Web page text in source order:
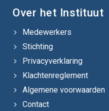
Over het Instituut
Medewerkers
Stichting
Privacyverklaring
Klachtenreglement
Algemene voorwaarden
Contact